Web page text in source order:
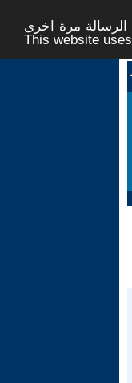
مرة اخرى -
This website